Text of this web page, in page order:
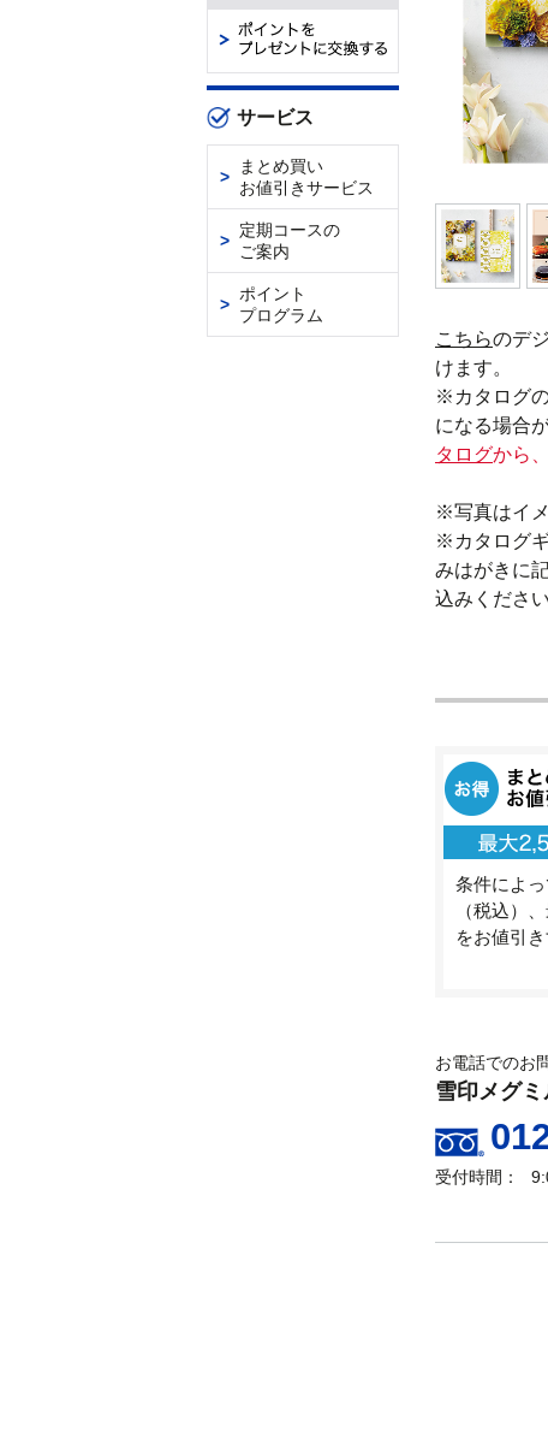
サービス
まとめ買い
お値引きサービス
定期コースの
ご案内
ポイント
プログラム
こちらのデ
けます。
※カタログ
になる場合
タログから
※写真はイメ
※カタログ
みはがきに
込みください
条件によ
（税込）
をお値引
お電話でのお
雪印メグ